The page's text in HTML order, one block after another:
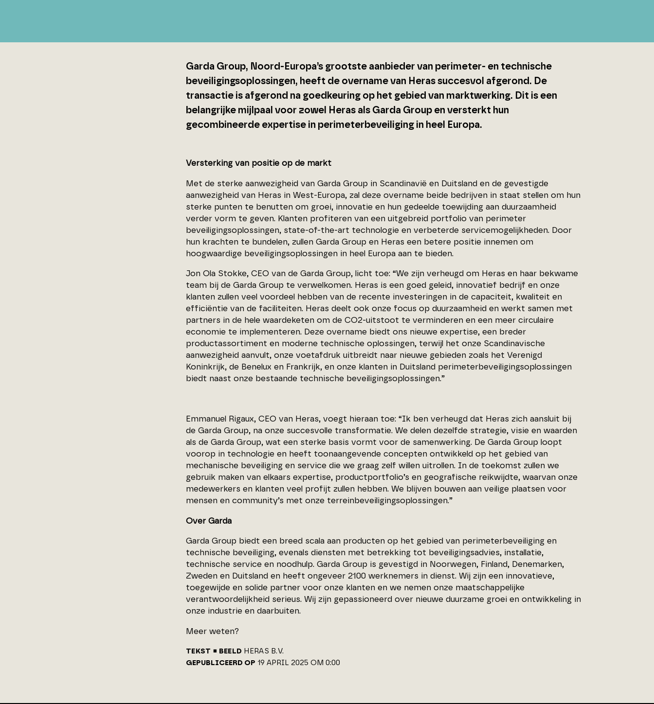
Garda Group, Noord-Europa’s grootste aanbieder van perimeter- en technische
beveiligingsoplossingen, heeft de overname van Heras succesvol afgerond. De
transactie is afgerond na goedkeuring op het gebied van marktwerking. Dit is een
belangrijke mijlpaal voor zowel Heras als Garda Group en versterkt hun
gecombineerde expertise in perimeterbeveiliging in heel Europa.
Versterking van positie op de markt
Met de sterke aanwezigheid van Garda Group in Scandinavië en Duitsland en de gevestigde
aanwezigheid van Heras in West-Europa, zal deze overname beide bedrijven in staat stellen om hun
sterke punten te benutten om groei, innovatie en hun gedeelde toewijding aan duurzaamheid
verder vorm te geven. Klanten profiteren van een uitgebreid portfolio van perimeter
beveiligingsoplossingen, state-of-the-art technologie en verbeterde servicemogelijkheden. Door
hun krachten te bundelen, zullen Garda Group en Heras een betere positie innemen om
hoogwaardige beveiligingsoplossingen in heel Europa aan te bieden.
Jon Ola Stokke, CEO van de Garda Group, licht toe: “We zijn verheugd om Heras en haar bekwame
team bij de Garda Group te verwelkomen. Heras is een goed geleid, innovatief bedrijf en onze
klanten zullen veel voordeel hebben van de recente investeringen in de capaciteit, kwaliteit en
efficiëntie van de faciliteiten. Heras deelt ook onze focus op duurzaamheid en werkt samen met
partners in de hele waardeketen om de CO2-uitstoot te verminderen en een meer circulaire
economie te implementeren. Deze overname biedt ons nieuwe expertise, een breder
productassortiment en moderne technische oplossingen, terwijl het onze Scandinavische
aanwezigheid aanvult, onze voetafdruk uitbreidt naar nieuwe gebieden zoals het Verenigd
Koninkrijk, de Benelux en Frankrijk, en onze klanten in Duitsland perimeterbeveiligingsoplossingen
biedt naast onze bestaande technische beveiligingsoplossingen.”
Emmanuel Rigaux, CEO van Heras, voegt hieraan toe: “Ik ben verheugd dat Heras zich aansluit bij
de Garda Group, na onze succesvolle transformatie. We delen dezelfde strategie, visie en waarden
als de Garda Group, wat een sterke basis vormt voor de samenwerking. De Garda Group loopt
voorop in technologie en heeft toonaangevende concepten ontwikkeld op het gebied van
mechanische beveiliging en service die we graag zelf willen uitrollen. In de toekomst zullen we
gebruik maken van elkaars expertise, productportfolio’s en geografische reikwijdte, waarvan onze
medewerkers en klanten veel profijt zullen hebben. We blijven bouwen aan veilige plaatsen voor
mensen en community’s met onze terreinbeveiligingsoplossingen.”
Over Garda
Garda Group biedt een breed scala aan producten op het gebied van perimeterbeveiliging en
technische beveiliging, evenals diensten met betrekking tot beveiligingsadvies, installatie,
technische service en noodhulp. Garda Group is gevestigd in Noorwegen, Finland, Denemarken,
Zweden en Duitsland en heeft ongeveer 2100 werknemers in dienst. Wij zijn een innovatieve,
toegewijde en solide partner voor onze klanten en we nemen onze maatschappelijke
verantwoordelijkheid serieus. Wij zijn gepassioneerd over nieuwe duurzame groei en ontwikkeling in
onze industrie en daarbuiten.
Meer weten?
TEKST BEELD HERAS B.V.
GEPUBLICEERD OP 19 APRIL 2025 OM 0:00